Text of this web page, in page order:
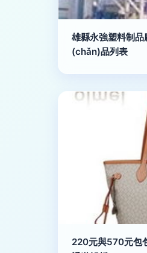
雄縣永強塑料制
(chǎn)品列表
220元與570元包